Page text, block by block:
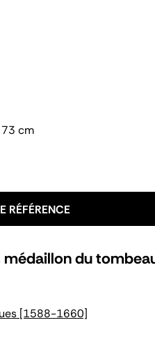
73 cm
RÉFÉRENCE
du
[1588-1660]